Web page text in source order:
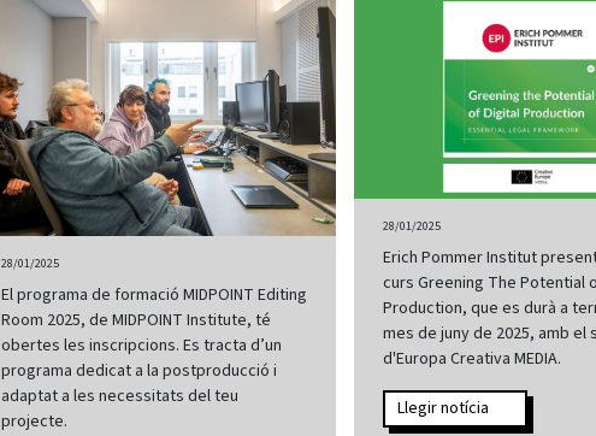
28/01/2025
El programa de formació MIDPOINT Editing
Room 2025, de MIDPOINT Institute, té
obertes les inscripcions. Es tracta d’un
programa dedicat a la postproducció i
adaptat a les necessitats del teu
projecte.
28/01/2025
Erich Pommer Institut
curs Greening The Potential
Production, que es durà a
mes de juny de 2025, amb el
d'Europa Creativa MEDIA.
Llegir notícia